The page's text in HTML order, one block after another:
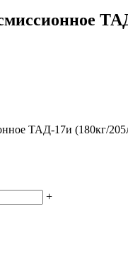
ТАД-17и (180кг/
+